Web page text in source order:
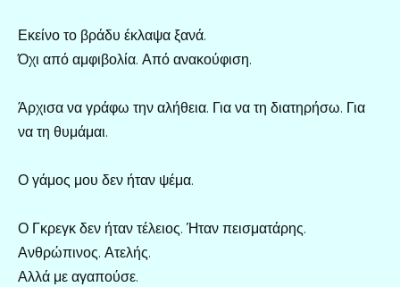
Εκείνο το βράδυ έκλαψα ξανά.
Όχι από αμφιβολία. Από ανακούφιση.
Άρχισα να γράφω την αλήθεια. Για να τη διατηρήσω. Για
να τη θυμάμαι.
Ο γάμος μου δεν ήταν ψέμα.
Ο Γκρεγκ δεν ήταν τέλειος. Ήταν πεισματάρης.
Ανθρώπινος. Ατελής.
Αλλά με αγαπούσε.